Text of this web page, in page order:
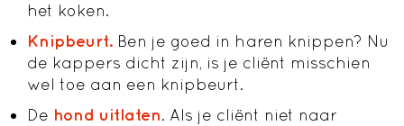
het koken.
Knipbeurt. Ben je goed in haren knippen? Nu
de kappers dicht zijn, is je cliënt misschien
wel toe aan een knipbeurt.
De hond uitlaten. Als je cliënt niet naar